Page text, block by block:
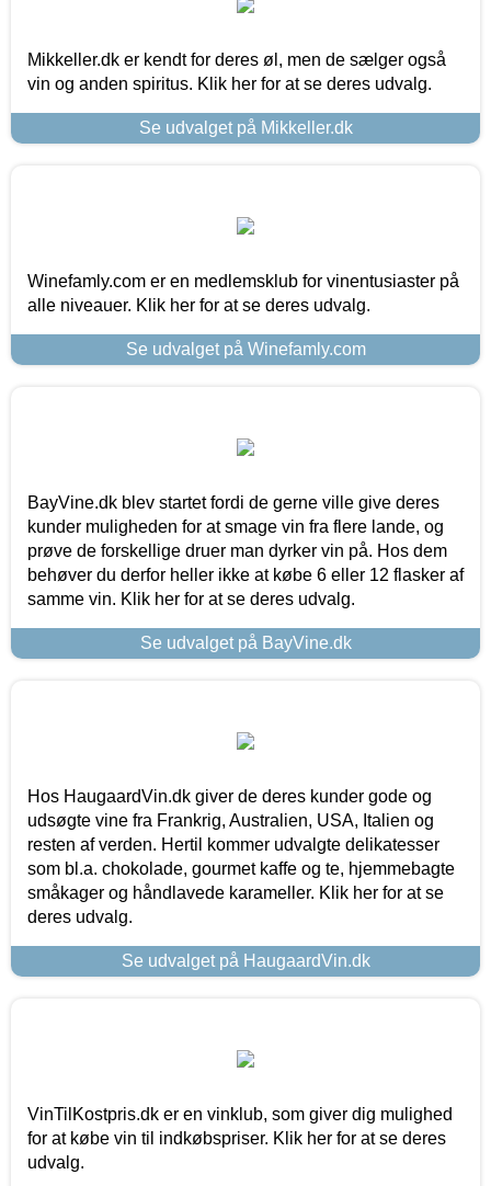
Mikkeller.dk er kendt for deres øl, men de sælger også
vin og anden spiritus. Klik her for at se deres udvalg.
Se udvalget på Mikkeller.dk
Winefamly.com er en medlemsklub for vinentusiaster på
alle niveauer. Klik her for at se deres udvalg.
Se udvalget på Winefamly.com
BayVine.dk blev startet fordi de gerne ville give deres
kunder muligheden for at smage vin fra flere lande, og
prøve de forskellige druer man dyrker vin på. Hos dem
behøver du derfor heller ikke at købe 6 eller 12 flasker af
samme vin. Klik her for at se deres udvalg.
Se udvalget på BayVine.dk
Hos HaugaardVin.dk giver de deres kunder gode og
udsøgte vine fra Frankrig, Australien, USA, Italien og
resten af verden. Hertil kommer udvalgte delikatesser
som bl.a. chokolade, gourmet kaffe og te, hjemmebagte
småkager og håndlavede karameller. Klik her for at se
deres udvalg.
Se udvalget på HaugaardVin.dk
VinTilKostpris.dk er en vinklub, som giver dig mulighed
for at købe vin til indkøbspriser. Klik her for at se deres
udvalg.